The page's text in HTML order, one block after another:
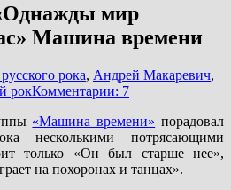
мир
Машина времени
рока, Андрей Макаревич,
рокКомментарии: 7
«Машина времени» порадовал
несколькими потрясающими
только «Он был старше нее»,
на похоронах и танцах».